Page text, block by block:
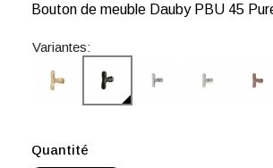
Bouton de meuble Dauby PBU 45
Variantes:
Quantité